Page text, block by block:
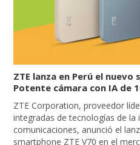
ZTE lanza en Perú el nuevo
Potente cámara con IA de
ZTE Corporation, proveedor
integradas de tecnologías de la
comunicaciones, anunció el
smartphone ZTE V70 en el